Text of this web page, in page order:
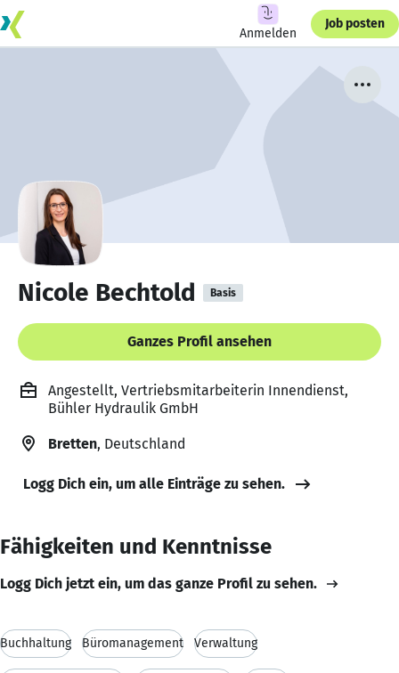
Anmelden
Job posten
Nicole Bechtold Basis
Ganzes Profil ansehen
Angestellt, Vertriebsmitarbeiterin Innendienst,
Bühler Hydraulik GmbH
Bretten, Deutschland
Logg Dich ein, um alle Einträge zu sehen.
Fähigkeiten und Kenntnisse
Logg Dich jetzt ein, um das ganze Profil zu sehen.
Buchhaltung Büromanagement Verwaltung